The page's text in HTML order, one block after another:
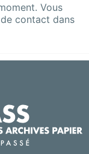
Vous
contact dans